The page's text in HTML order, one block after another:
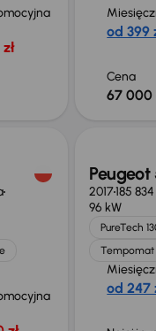
od 399
Cena
67 000
Taniej o
Peugeot
2017185
96 kW
PureTech
Tempomat
od 247